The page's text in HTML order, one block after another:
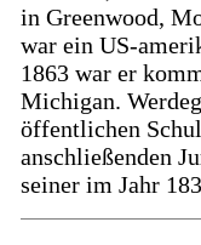
in Greenwood,
war ein US-
1863 war er
Michigan.
öffentlichen
anschließenden
seiner im Jahr